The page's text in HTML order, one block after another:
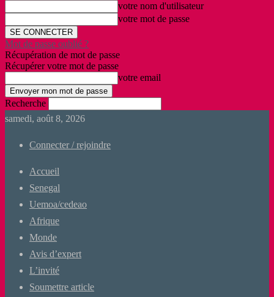
votre nom d'utilisateur
votre mot de passe
Mot de passe oublié ?
Récupération de mot de passe
Récupérer votre mot de passe
votre email
Recherche
samedi, août 8, 2026
Connecter / rejoindre
Accueil
Senegal
Uemoa/cedeao
Afrique
Monde
Avis d’expert
L’invité
Soumettre article